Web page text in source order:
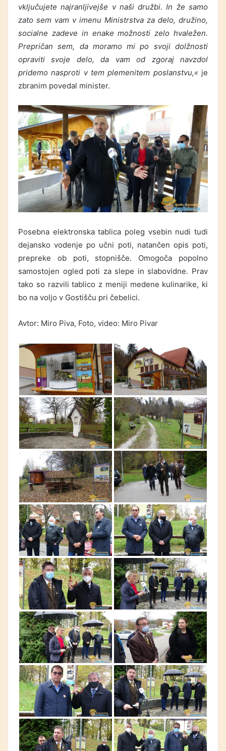
vključujete najranljivejše v naši družbi. In že samo
zato sem vam v imenu Ministrstva za delo, družino,
socialne zadeve in enake možnosti zelo hvaležen.
Prepričan sem, da moramo mi po svoji dolžnosti
opraviti svoje delo, da vam od zgoraj navzdol
pridemo nasproti v tem plemenitem poslanstvu,«je
zbranim povedal minister.
Posebna elektronska tablica poleg vsebin nudi tudi
dejansko vodenje po učni poti, natančen opis poti,
prepreke ob poti, stopnišče. Omogoča popolno
samostojen ogled poti za slepe in slabovidne. Prav
tako so razvili tablico z meniji medene kulinarike, ki
bo na voljo v Gostišču pri čebelici.
Avtor: Miro Piva, Foto, video: Miro Pivar